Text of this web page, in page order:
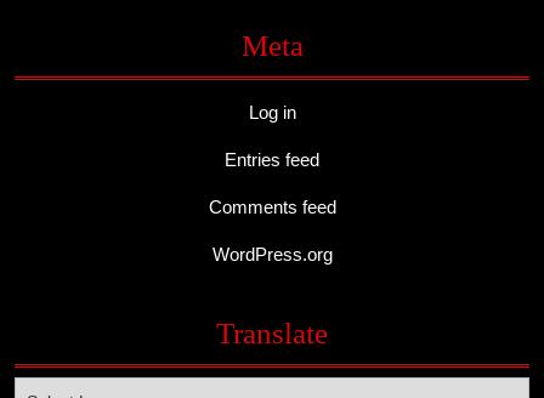
Meta
Log in
Entries feed
Comments feed
WordPress.org
Translate